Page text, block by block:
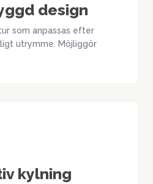
design
som anpassas efter
utrymme. Möjliggör
kylning